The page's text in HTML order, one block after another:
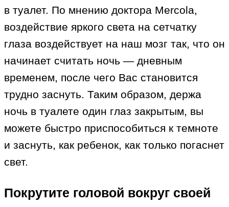
в туалет. По мнению доктора Mercola,
воздействие яркого света на сетчатку
глаза воздействует на наш мозг так, что он
начинает считать ночь — дневным
временем, после чего Вас становится
трудно заснуть. Таким образом, держа
ночь в туалете один глаз закрытым, вы
можете быстро приспособиться к темноте
и заснуть, как ребенок, как только погаснет
свет.
Покрутите головой вокруг своей